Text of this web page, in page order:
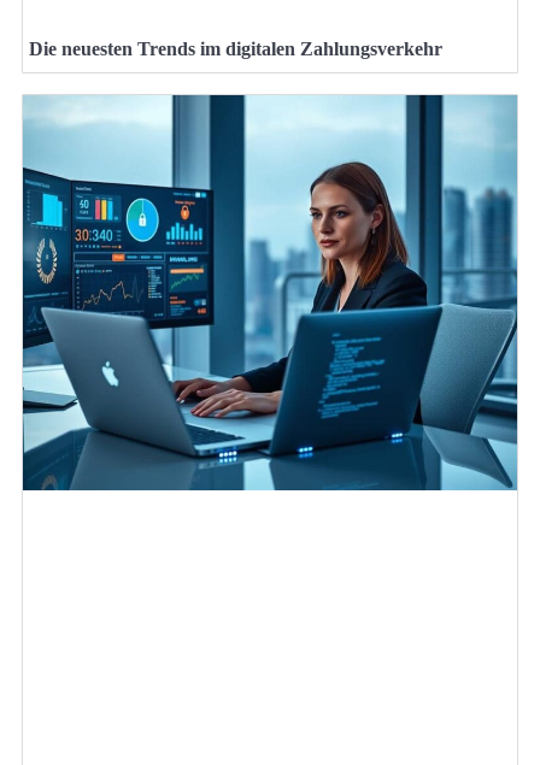
Die neuesten Trends im digitalen Zahlungsverkehr